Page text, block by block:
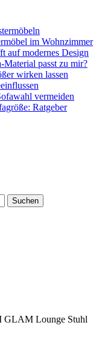
im Wohnzimmer
auf modernes Design
Material passt zu mir?
wirken lassen
vermeiden
Ratgeber
Suchen
Lounge Stuhl